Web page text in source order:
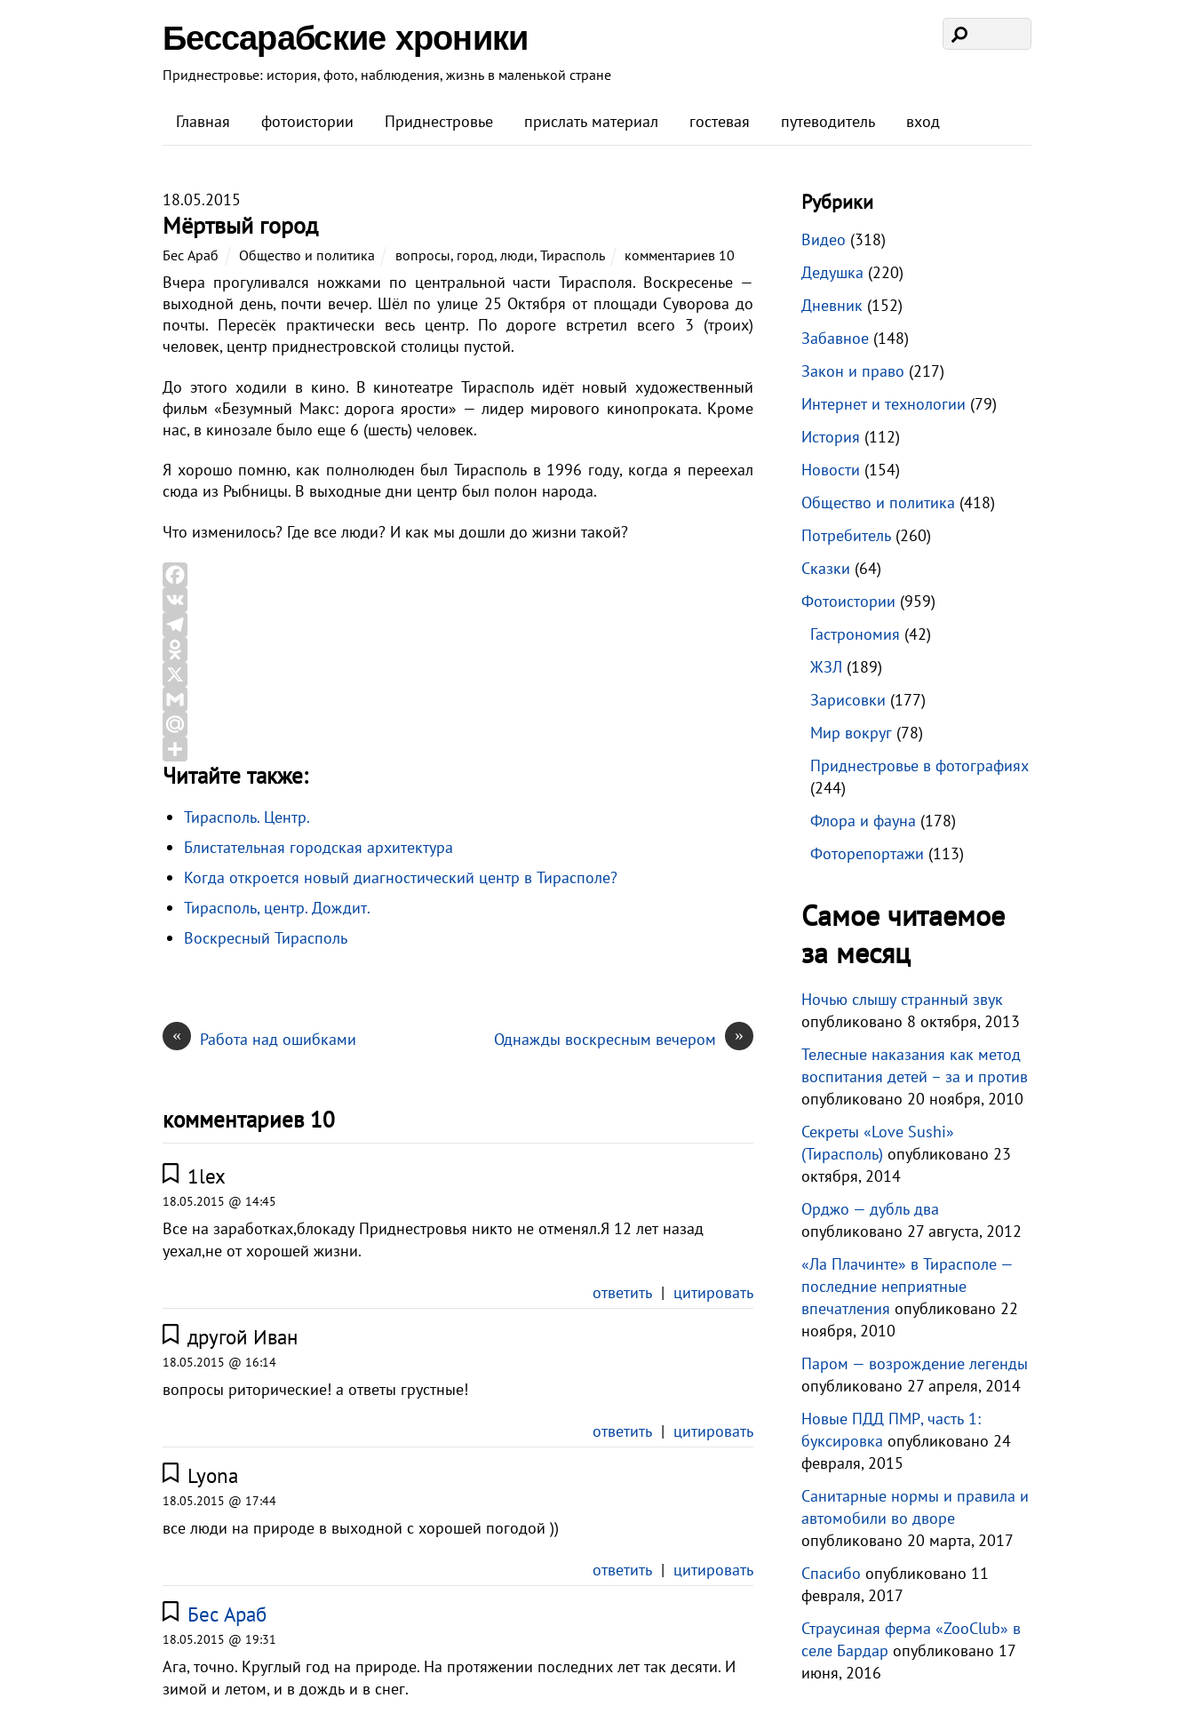
Бессарабские хроники
Приднестровье: история, фото, наблюдения, жизнь в маленькой стране
Главная фотоистории Приднестровье прислать материал гостевая путеводитель вход
18.05.2015
Мёртвый город
Бес Араб Общество и политика вопросы, город, люди, Тирасполь комментариев 10
Вчера прогуливался ножками по центральной части Тирасполя. Воскресенье —
выходной день, почти вечер. Шёл по улице 25 Октября от площади Суворова до
почты. Пересёк практически весь центр. По дороге встретил всего 3 (троих)
человек, центр приднестровской столицы пустой.
До этого ходили в кино. В кинотеатре Тирасполь идёт новый художественный
фильм «Безумный Макс: дорога ярости» — лидер мирового кинопроката. Кроме
нас, в кинозале было еще 6 (шесть) человек.
Я хорошо помню, как полнолюден был Тирасполь в 1996 году, когда я переехал
сюда из Рыбницы. В выходные дни центр был полон народа.
Что изменилось? Где все люди? И как мы дошли до жизни такой?
F
a
c
e
b
o
o
k
V
K
T
e
l
e
g
r
m
O
d
n
o
k
a
s
s
k
X
G
m
a
M
a
R
О
п
р
а
т
Читайте также:
Тирасполь. Центр.
Блистательная городская архитектура
Когда откроется новый диагностический центр в Тирасполе?
Тирасполь, центр. Дождит.
Воскресный Тирасполь
« Работа над ошибками »
Однажды воскресным вечером
комментариев 10
1lex
18.05.2015 @ 14:45
Все на заработках,блокаду Приднестровья никто не отменял.Я 12 лет назад
уехал,не от хорошей жизни.
ответить | цитировать
другой Иван
18.05.2015 @ 16:14
вопросы риторические! а ответы грустные!
ответить | цитировать
Lyona
18.05.2015 @ 17:44
все люди на природе в выходной с хорошей погодой ))
ответить | цитировать
Бес Араб
18.05.2015 @ 19:31
Ага, точно. Круглый год на природе. На протяжении последних лет так десяти. И
зимой и летом, и в дождь и в снег.
Рубрики
Видео (318)
Дедушка (220)
Дневник(152)
Забавное(148)
Закон и право (217)
Интернет и технологии (79)
История (112)
Новости (154)
Общество и политика (418)
Потребитель(260)
Сказки (64)
Фотоистории (959)
Гастрономия (42)
ЖЗЛ (189)
Зарисовки (177)
Мир вокруг(78)
Приднестровье в фотографиях
(244)
Флора и фауна (178)
Фоторепортажи (113)
Самое читаемое
за месяц
Ночью слышу странный звук
опубликовано 8 октября, 2013
Телесные наказания как метод
воспитания детей – за и против
опубликовано 20 ноября, 2010
Секреты «Love Sushi»
(Тирасполь) опубликовано 23
октября, 2014
Орджо — дубль два
опубликовано 27 августа, 2012
«Ла Плачинте» в Тирасполе —
последние неприятные
впечатления опубликовано 22
ноября, 2010
Паром — возрождение легенды
опубликовано 27 апреля, 2014
Новые ПДД ПМР, часть 1:
буксировка опубликовано 24
февраля, 2015
Санитарные нормы и правила и
автомобили во дворе
опубликовано 20 марта, 2017
Спасибо опубликовано 11
февраля, 2017
Страусиная ферма «ZooClub» в
селе Бардар опубликовано 17
июня, 2016